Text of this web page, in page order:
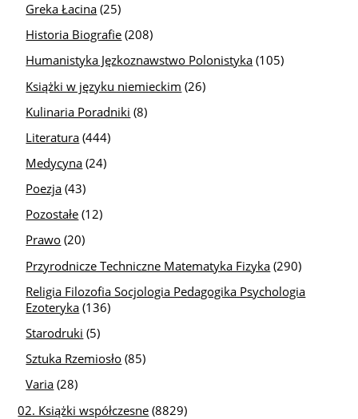
Greka Łacina (25)
Historia Biografie (208)
Humanistyka Jęzkoznawstwo Polonistyka (105)
Książki w języku niemieckim (26)
Kulinaria Poradniki (8)
Literatura (444)
Medycyna (24)
Poezja (43)
Pozostałe (12)
Prawo (20)
Przyrodnicze Techniczne Matematyka Fizyka (290)
Religia Filozofia Socjologia Pedagogika Psychologia
Ezoteryka (136)
Starodruki (5)
Sztuka Rzemiosło (85)
Varia (28)
02. Książki współczesne (8829)